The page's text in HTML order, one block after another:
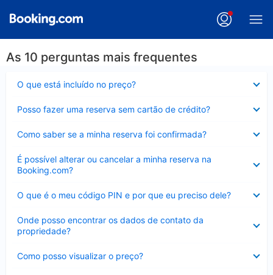
As 10 perguntas mais frequentes
O que está incluído no preço?
Posso fazer uma reserva sem cartão de crédito?
Como saber se a minha reserva foi confirmada?
É possível alterar ou cancelar a minha reserva na
Booking.com?
Contraído
O que é o meu código PIN e por que eu preciso dele?
Onde posso encontrar os dados de contato da
propriedade?
Como posso visualizar o preço?